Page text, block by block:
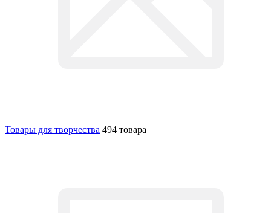
Товары для творчества 494 товара